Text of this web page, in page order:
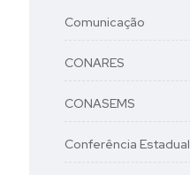
Comunicação
CONARES
CONASEMS
Conferência Estadual